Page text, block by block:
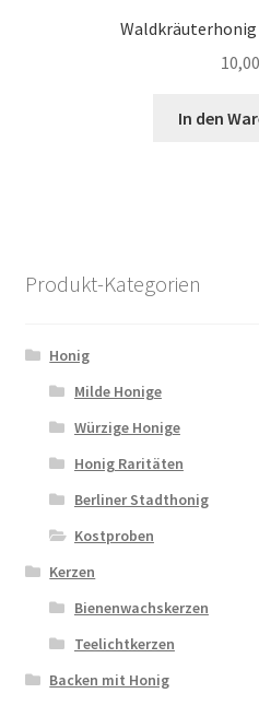
10,00
In den
Produkt-Kategorien
Honig
Milde Honige
Würzige Honige
Honig Raritäten
Berliner Stadthonig
Kostproben
Kerzen
Bienenwachskerzen
Teelichtkerzen
Backen mit Honig